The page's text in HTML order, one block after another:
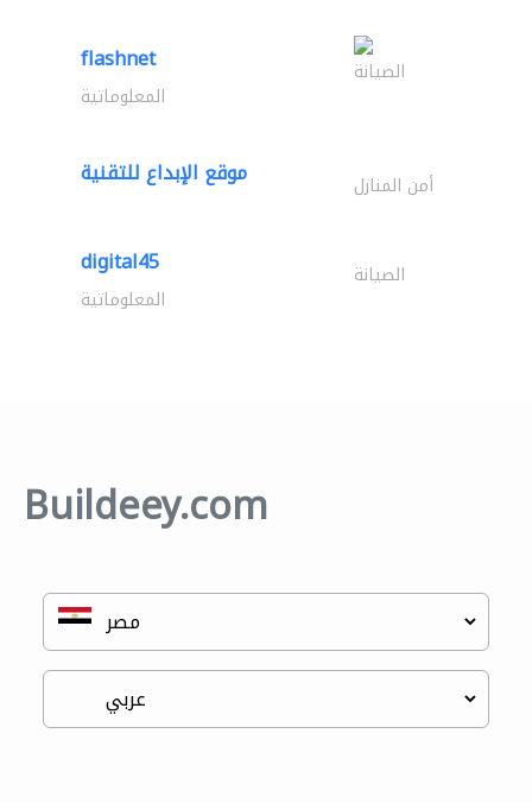
flashnet الصيانة
المعلوماتية
موقع الإبداع للتقنية أمن المنازل
digital45 الصيانة
المعلوماتية
Buildeey.com